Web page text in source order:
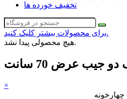
تخفیف خورده ها
برای محصولات بیشتر کلیک کنید.
هیچ محصولی پیدا نشد.
جیب عرض 70 سانت
×